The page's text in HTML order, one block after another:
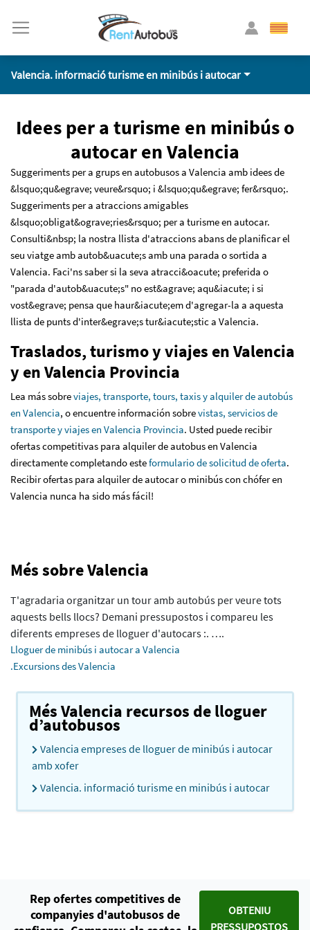
Valencia. informació turisme en minibús i autocar
Idees per a turisme en minibús o
autocar en Valencia
Suggeriments per a grups en autobusos a Valencia amb idees de
&lsquo;qu&egrave; veure&rsquo; i &lsquo;qu&egrave; fer&rsquo;.
Suggeriments per a atraccions amigables
&lsquo;obligat&ograve;ries&rsquo; per a turisme en autocar.
Consulti&nbsp; la nostra llista d'atraccions abans de planificar el
seu viatge amb autob&uacute;s amb una parada o sortida a
Valencia. Faci'ns saber si la seva atracci&oacute; preferida o
"parada d'autob&uacute;s" no est&agrave; aqu&iacute; i si
vost&egrave; pensa que haur&iacute;em d'agregar-la a aquesta
llista de punts d'inter&egrave;s tur&iacute;stic a Valencia.
Traslados, turismo y viajes en Valencia
y en Valencia Provincia
Lea más sobreviajes, transporte, tours, taxis y alquiler de autobús
en Valencia, o encuentre información sobrevistas, servicios de
transporte y viajes en Valencia Provincia. Usted puede recibir
ofertas competitivas para alquiler de autobus en Valencia
directamente completando esteformulario de solicitud de oferta.
Recibir ofertas para alquiler de autocar o minibús con chófer en
Valencia nunca ha sido más fácil!
Més sobre Valencia
T'agradaria organitzar un tour amb autobús per veure tots
aquests bells llocs? Demani pressupostos i compareu les
diferents empreses de lloguer d'autocars :. ….
Lloguer de minibús i autocar a Valencia
.Excursions des Valencia
Més Valencia recursos de lloguer
d’autobusos
Valencia empreses de lloguer de minibús i autocar
amb xofer
Valencia. informació turisme en minibús i autocar
Rep ofertes competitives de
companyies d'autobusos de
OBTENIU
PRESSUPOSTOS